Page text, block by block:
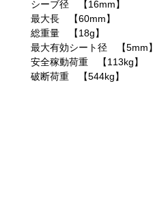
シーブ径 【16mm】
最大長 【60mm】
総重量 【18g】
最大有効シート径 【5mm】
安全稼動荷重 【113kg】
破断荷重 【544kg】